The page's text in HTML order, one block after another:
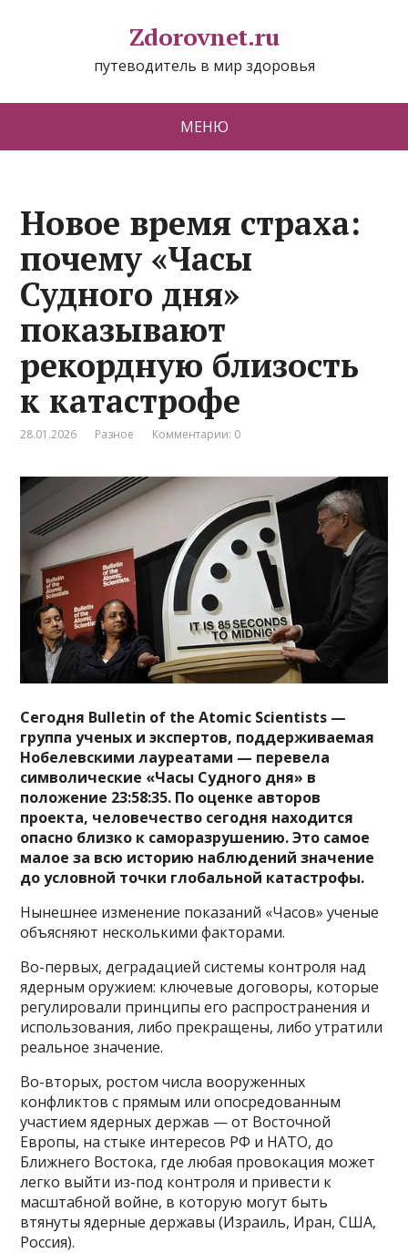
Zdorovnet.ru
путеводитель в мир здоровья
МЕНЮ
Новое время страха:
почему «Часы
Судного дня»
показывают
рекордную близость
к катастрофе
28.01.2026 Разное Комментарии: 0
Сегодня Bulletin of the Atomic Scientists —
группа ученых и экспертов, поддерживаемая
Нобелевскими лауреатами — перевела
символические «Часы Судного дня» в
положение 23:58:35. По оценке авторов
проекта, человечество сегодня находится
опасно близко к саморазрушению. Это самое
малое за всю историю наблюдений значение
до условной точки глобальной катастрофы.
Нынешнее изменение показаний «Часов» ученые
объясняют несколькими факторами.
Во-первых, деградацией системы контроля над
ядерным оружием: ключевые договоры, которые
регулировали принципы его распространения и
использования, либо прекращены, либо утратили
реальное значение.
Во-вторых, ростом числа вооруженных
конфликтов с прямым или опосредованным
участием ядерных держав — от Восточной
Европы, на стыке интересов РФ и НАТО, до
Ближнего Востока, где любая провокация может
легко выйти из-под контроля и привести к
масштабной войне, в которую могут быть
втянуты ядерные державы (Израиль, Иран, США,
Россия).